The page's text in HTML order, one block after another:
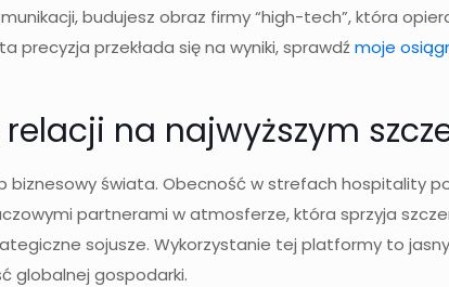
budujesz obraz firmy “high-tech”, która
precyzja przekłada się na wyniki, sprawdźmoje
na najwyższym
biznesowy świata. Obecność w strefach hospitality
partnerami w atmosferze, która sprzyja
sojusze. Wykorzystanie tej platformy to
globalnej gospodarki.